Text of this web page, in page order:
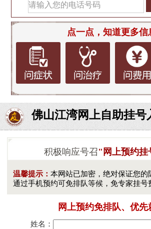
点一点，知道更多信
佛山江湾网上自助挂号
积极响应号召"网上预约挂
温馨提示： 本网站已加密，绝对保证您的
通过手机预约可免排队等候，免专家挂号
网上预约免排队、优先
姓名：